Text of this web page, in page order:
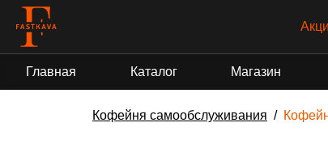
Главная Каталог Магазин
Кофейня самообслуживания